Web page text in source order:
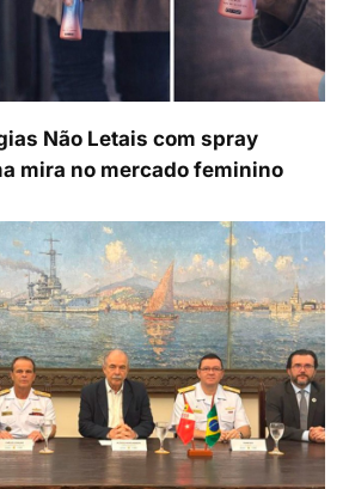
Não Letais com spray
mira no mercado feminino